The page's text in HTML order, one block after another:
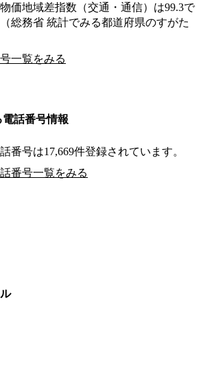
価地域差指数（交通・通信）は99.3で
総務省 統計でみる都道府県のすがた
一覧をみる
話番号情報
番号は17,669件登録されています。
番号一覧をみる